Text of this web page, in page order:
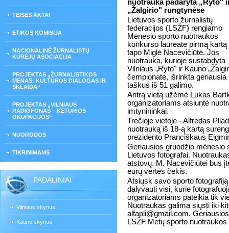
TEISĖS AKTAI
ETIKOS KOMISIJA
NACIONALINĖ ŽURNALISTŲ
KŪRĖJŲ ASOCIACIJA
PROJEKTAS „ŽURNALISTIKOS
MENAS: KULTŪROS DIALOGAS IR
SKLAIDA“
PROJEKTAS „VILNIAUS
RADIOFONAS – KETURIOS
OKUPACIJOS“
NUORODOS
TIKRINIMAMS
PADALINIAI
Vilniaus skyrius
Kauno skyrius
nuotrauka padaryta „Ryto"
„Žalgirio" rungtynėse
Lietuvos sporto žurnalistų
federacijos (LSŽF) rengiamo
Mėnesio sporto nuotraukos
konkurso laureate pirmą kartą
tapo Miglė Nacevičiūtė. Jos
nuotrauka, kurioje sustabdyta
Vilniaus „Ryto" ir Kauno
čempionate, išrinkta
taškus iš 51 galimo.
Antrą vietą užėmė Lukas
organizatoriams atsiuntė
imtynininkai.
Trečioje vietoje - Alfredas
nuotrauką iš 18-ą kartą
prezidento Pranciškaus
Geriausios gruodžio mėnesio
Lietuvos fotografai.
atstovų. M. Nacevičiūtei bus
eurų vertės čekis.
Atsiųsk savo sporto
dalyvauti visi, kurie
organizatoriams pateikia tik
Nuotraukas galima siųsti iki
alfapli@gmail.com.
LSŽF Metų sporto